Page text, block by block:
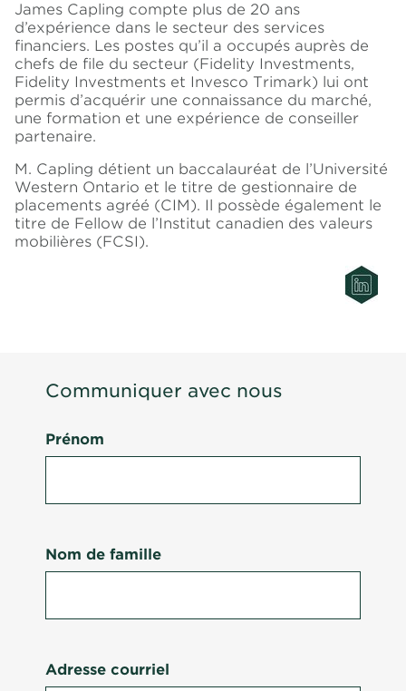
James Capling compte plus de 20 ans
d’expérience dans le secteur des services
financiers. Les postes qu’il a occupés auprès de
chefs de file du secteur (Fidelity Investments,
Fidelity Investments et Invesco Trimark) lui ont
permis d’acquérir une connaissance du marché,
une formation et une expérience de conseiller
partenaire.
M. Capling détient un baccalauréat de l’Université
Western Ontario et le titre de gestionnaire de
placements agréé (CIM). Il possède également le
titre de Fellow de l’Institut canadien des valeurs
mobilières (FCSI).
Communiquer avec nous
Prénom
Nom de famille
Adresse courriel